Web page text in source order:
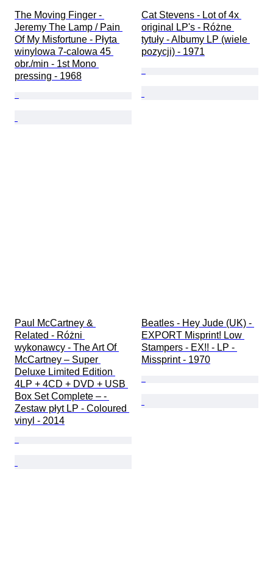
The Moving Finger -
Jeremy The Lamp / Pain
Of My Misfortune - Płyta
winylowa 7-calowa 45
obr./min - 1st Mono
pressing - 1968
Cat Stevens - Lot of 4x
original LP's - Różne
tytuły - Albumy LP (wiele
pozycji) - 1971
Paul McCartney &
Related - Różni
wykonawcy - The Art Of
McCartney – Super
Deluxe Limited Edition
4LP + 4CD + DVD + USB
Box Set Complete – -
Zestaw płyt LP - Coloured
vinyl - 2014
Beatles - Hey Jude (UK) -
EXPORT Misprint! Low
Stampers - EX!! - LP -
Missprint - 1970